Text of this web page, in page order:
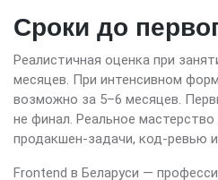
Сроки до
Реалистичная оценка при
месяцев. При интенсивном
возможно за 5–6 месяцев.
не финал. Реальное мастерство
продакшен-задачи, код-ревью
Frontend в Беларуси —